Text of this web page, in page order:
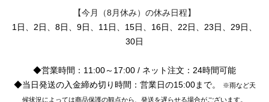
【今月（8月休み）の休み日程】
1日、2日、8日、9日、11日、15日、16日、22日、23日、29日、
30日
◆営業時間：11:00～17:00 / ネット注文：24時間可能
◆当日発送の入金締め切り時間：営業日の15:00まで。
※雨など天
候状況によっては商品保護の観点から、発送を遅らせる場合がございます。